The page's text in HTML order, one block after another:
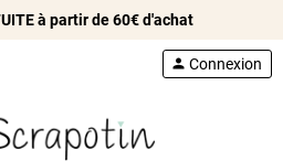
à partir de 60€ d'achat
person Connexion